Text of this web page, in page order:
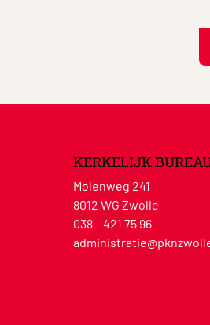
KERKELIJK
Molenweg 241
8012 WG Zwolle
038 – 421 75 96